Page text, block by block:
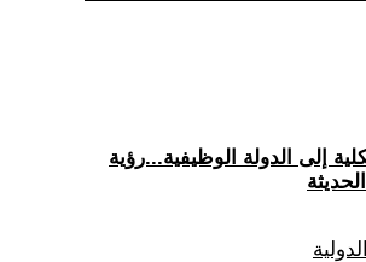
إلى الدولة الوظيفية...رؤية